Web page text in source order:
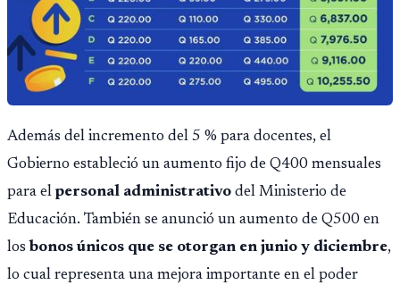
Además del incremento del 5 % para docentes, el
Gobierno estableció un aumento fijo de Q400 mensuales
para el personal administrativo del Ministerio de
Educación. También se anunció un aumento de Q500 en
los bonos únicos que se otorgan en junio y diciembre,
lo cual representa una mejora importante en el poder